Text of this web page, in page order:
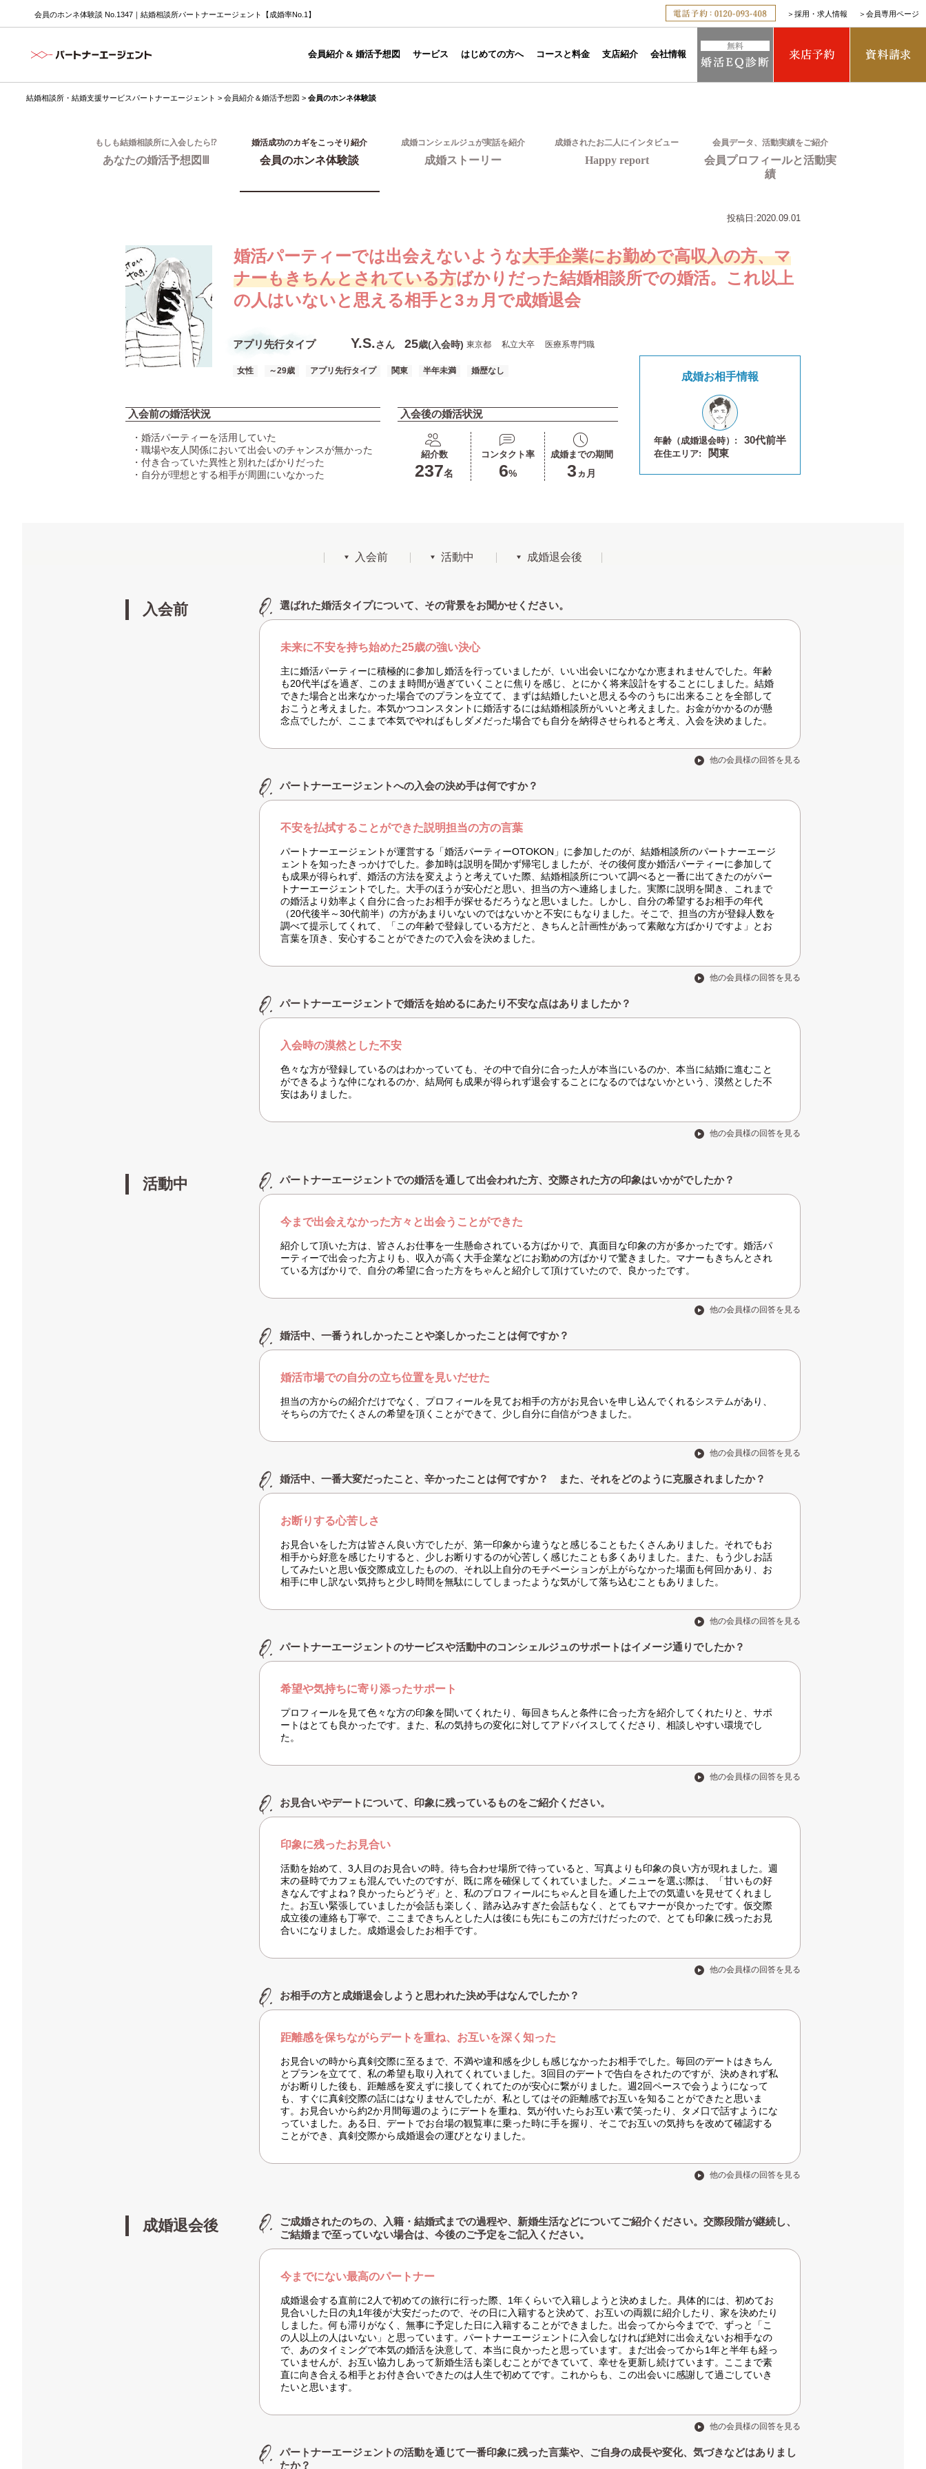
会員のホンネ体験談 No.1347｜結婚相談所パートナーエージェント【成婚率No.1】 ＞ 採用・求人情報 ＞ 会員専用ページ
会員紹介 & 婚活予想図 サービス はじめての方へ コースと料金 支店紹介 会社情報
結婚相談所・結婚支援サービスパートナーエージェント > 会員紹介＆婚活予想図 > 会員のホンネ体験談
もしも結婚相談所に入会したら⁉
あなたの婚活予想図Ⅲ
婚活成功のカギをこっそり紹介
会員のホンネ体験談
成婚コンシェルジュが実話を紹介
成婚ストーリー
成婚されたお二人にインタビュー
Happy report
会員データ、活動実績をご紹介
会員プロフィールと活動実
績
投稿日:2020.09.01
婚活パーティーでは出会えないような大手企業にお勤めで高収入の方、マ
ナーもきちんとされている方ばかりだった結婚相談所での婚活。これ以上
の人はいないと思える相手と3ヵ月で成婚退会
アプリ先行タイプ Y.S.さん 25歳(入会時) 東京都 私立大卒 医療系専門職
女性 ～29歳 アプリ先行タイプ 関東 半年未満 婚歴なし
入会前の婚活状況
・婚活パーティーを活用していた
・職場や友人関係において出会いのチャンスが無かった
・付き合っていた異性と別れたばかりだった
・自分が理想とする相手が周囲にいなかった
入会後の婚活状況
紹介数
237名
コンタクト率
6%
成婚までの期間
3 ヵ月
成婚お相手情報
年齢（成婚退会時）: 30代前半
在住エリア: 関東
入会前 活動中 成婚退会後
入会前 選ばれた婚活タイプについて、その背景をお聞かせください。
未来に不安を持ち始めた25歳の強い決心
主に婚活パーティーに積極的に参加し婚活を行っていましたが、いい出会いになかなか恵まれませんでした。年齢
も20代半ばを過ぎ、このまま時間が過ぎていくことに焦りを感じ、とにかく将来設計をすることにしました。結婚
できた場合と出来なかった場合でのプランを立てて、まずは結婚したいと思える今のうちに出来ることを全部して
おこうと考えました。本気かつコンスタントに婚活するには結婚相談所がいいと考えました。お金がかかるのが懸
念点でしたが、ここまで本気でやればもしダメだった場合でも自分を納得させられると考え、入会を決めました。
他の会員様の回答を見る
パートナーエージェントへの入会の決め手は何ですか？
不安を払拭することができた説明担当の方の言葉
パートナーエージェントが運営する「婚活パーティーOTOKON」に参加したのが、結婚相談所のパートナーエージ
ェントを知ったきっかけでした。参加時は説明を聞かず帰宅しましたが、その後何度か婚活パーティーに参加して
も成果が得られず、婚活の方法を変えようと考えていた際、結婚相談所について調べると一番に出てきたのがパー
トナーエージェントでした。大手のほうが安心だと思い、担当の方へ連絡しました。実際に説明を聞き、これまで
の婚活より効率よく自分に合ったお相手が探せるだろうなと思いました。しかし、自分の希望するお相手の年代
（20代後半～30代前半）の方があまりいないのではないかと不安にもなりました。そこで、担当の方が登録人数を
調べて提示してくれて、「この年齢で登録している方だと、きちんと計画性があって素敵な方ばかりですよ」とお
言葉を頂き、安心することができたので入会を決めました。
他の会員様の回答を見る
パートナーエージェントで婚活を始めるにあたり不安な点はありましたか？
入会時の漠然とした不安
色々な方が登録しているのはわかっていても、その中で自分に合った人が本当にいるのか、本当に結婚に進むこと
ができるような仲になれるのか、結局何も成果が得られず退会することになるのではないかという、漠然とした不
安はありました。
他の会員様の回答を見る
活動中 パートナーエージェントでの婚活を通して出会われた方、交際された方の印象はいかがでしたか？
今まで出会えなかった方々と出会うことができた
紹介して頂いた方は、皆さんお仕事を一生懸命されている方ばかりで、真面目な印象の方が多かったです。婚活パ
ーティーで出会った方よりも、収入が高く大手企業などにお勤めの方ばかりで驚きました。マナーもきちんとされ
ている方ばかりで、自分の希望に合った方をちゃんと紹介して頂けていたので、良かったです。
他の会員様の回答を見る
婚活中、一番うれしかったことや楽しかったことは何ですか？
婚活市場での自分の立ち位置を見いだせた
担当の方からの紹介だけでなく、プロフィールを見てお相手の方がお見合いを申し込んでくれるシステムがあり、
そちらの方でたくさんの希望を頂くことができて、少し自分に自信がつきました。
他の会員様の回答を見る
婚活中、一番大変だったこと、辛かったことは何ですか？ また、それをどのように克服されましたか？
お断りする心苦しさ
お見合いをした方は皆さん良い方でしたが、第一印象から違うなと感じることもたくさんありました。それでもお
相手から好意を感じたりすると、少しお断りするのが心苦しく感じたことも多くありました。また、もう少しお話
してみたいと思い仮交際成立したものの、それ以上自分のモチベーションが上がらなかった場面も何回かあり、お
相手に申し訳ない気持ちと少し時間を無駄にしてしまったような気がして落ち込むこともありました。
他の会員様の回答を見る
パートナーエージェントのサービスや活動中のコンシェルジュのサポートはイメージ通りでしたか？
希望や気持ちに寄り添ったサポート
プロフィールを見て色々な方の印象を聞いてくれたり、毎回きちんと条件に合った方を紹介してくれたりと、サポ
ートはとても良かったです。また、私の気持ちの変化に対してアドバイスしてくださり、相談しやすい環境でし
た。
他の会員様の回答を見る
お見合いやデートについて、印象に残っているものをご紹介ください。
印象に残ったお見合い
活動を始めて、3人目のお見合いの時。待ち合わせ場所で待っていると、写真よりも印象の良い方が現れました。週
末の昼時でカフェも混んでいたのですが、既に席を確保してくれていました。メニューを選ぶ際は、「甘いもの好
きなんですよね？良かったらどうぞ」と、私のプロフィールにちゃんと目を通した上での気遣いを見せてくれまし
た。お互い緊張していましたが会話も楽しく、踏み込みすぎた会話もなく、とてもマナーが良かったです。仮交際
成立後の連絡も丁寧で、ここまできちんとした人は後にも先にもこの方だけだったので、とても印象に残ったお見
合いになりました。成婚退会したお相手です。
他の会員様の回答を見る
お相手の方と成婚退会しようと思われた決め手はなんでしたか？
距離感を保ちながらデートを重ね、お互いを深く知った
お見合いの時から真剣交際に至るまで、不満や違和感を少しも感じなかったお相手でした。毎回のデートはきちん
とプランを立てて、私の希望も取り入れてくれていました。3回目のデートで告白をされたのですが、決めきれず私
がお断りした後も、距離感を変えずに接してくれてたのが安心に繋がりました。週2回ペースで会うようになって
も、すぐに真剣交際の話にはなりませんでしたが、私としてはその距離感でお互いを知ることができたと思いま
す。お見合いから約2か月間毎週のようにデートを重ね、気が付いたらお互い素で笑ったり、タメ口で話すようにな
っていました。ある日、デートでお台場の観覧車に乗った時に手を握り、そこでお互いの気持ちを改めて確認する
ことができ、真剣交際から成婚退会の運びとなりました。
他の会員様の回答を見る
成婚退会後
ご成婚されたのちの、入籍・結婚式までの過程や、新婚生活などについてご紹介ください。交際段階が継続し、
ご結婚まで至っていない場合は、今後のご予定をご記入ください。
今までにない最高のパートナー
成婚退会する直前に2人で初めての旅行に行った際、1年くらいで入籍しようと決めました。具体的には、初めてお
見合いした日の丸1年後が大安だったので、その日に入籍すると決めて、お互いの両親に紹介したり、家を決めたり
しました。何も滞りがなく、無事に予定した日に入籍することができました。出会ってから今までで、ずっと「こ
の人以上の人はいない」と思っています。パートナーエージェントに入会しなければ絶対に出会えないお相手なの
で、あのタイミングで本気の婚活を決意して、本当に良かったと思っています。まだ出会ってから1年と半年も経っ
ていませんが、お互い協力しあって新婚生活も楽しむことができていて、幸せを更新し続けています。ここまで素
直に向き合える相手とお付き合いできたのは人生で初めてです。これからも、この出会いに感謝して過ごしていき
たいと思います。
他の会員様の回答を見る
パートナーエージェントの活動を通じて一番印象に残った言葉や、ご自身の成長や変化、気づきなどはありまし
たか？